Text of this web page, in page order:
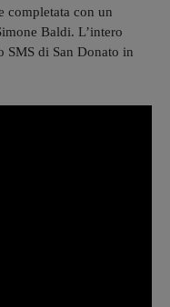
completata con un
Baldi. L’intero
SMS di San Donato in